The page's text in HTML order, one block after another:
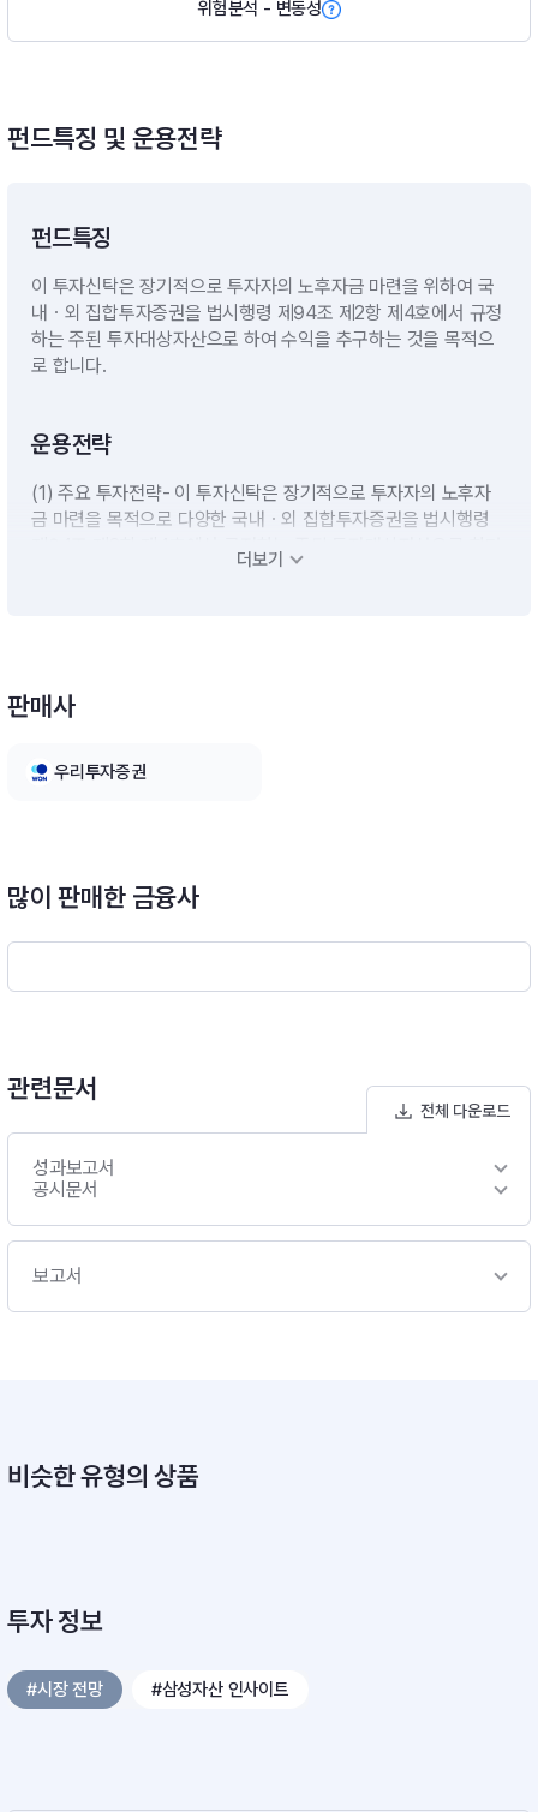
위험분석 - 변동성
펀드특징 및 운용전략
펀드특징
이 투자신탁은 장기적으로 투자자의 노후자금 마련을 위하여 국
내ㆍ외 집합투자증권을 법시행령 제94조 제2항 제4호에서 규정
하는 주된 투자대상자산으로 하여 수익을 추구하는 것을 목적으
로 합니다.
운용전략
(1) 주요 투자전략- 이 투자신탁은 장기적으로 투자자의 노후자
금 마련을 목적으로 다양한 국내ㆍ외 집합투자증권을 법시행령
제94조 제2항 제4호에서 규정하는 주된 투자대상자산으로 하며,
주로 채권 관련 집합투자증권에 투자하여 이자수익 및 가격상승
배분을 조정함으로써 집합투자재산의 위험을 관리하고 장기 가치
되고 운용기간이 경과함에 따라 투자위험이 낮은 자산의 비중을
증가시키는 방향으로 자산배분을 변경하거나 위험수준을 조절합
시경제 전망, 투자성향 등을 분석하여 장기적으로 투자목적에 부
합하는 전략적 자산배분 프로그램을 설계하고 시기별 투자자산의
비중을 결정하며, 주기적인 전술적 자산배분위원회를 통해 포트
(Glide Path)에 따른 분산투자- 한국의 경제성장률, 물가상승률,
국내ㆍ외 집합투자증권에 분산투자 합니다.* 생애주기 동적자산
배분(위험-안전자산 비중 탄력적 조절)- 투자자의 은퇴시기가 많
이 남은 시점에서는 주식에 주로 투자하는 집합투자증권 등 위험
자산의 비중을 확대하여 부의 축적에 초점을 두고, 은퇴시기가 가
까워짐에 따라 채권에 주로 투자하는 집합투자증권 등 안전자산
의 비중을 확대하여 포트폴리오 안정성에 초점을 둘 계획입니다.
* 목표시점(Target date) : 2015년- 이 투자신탁은 2015년 1월
실행할 계획입니다. 투자기간 동안 위험자산 비중을 점차적으로
줄여나가고 목표시점(Target Date) 이후부터는 40%이하에서
더보기
판매사
우리투자증권
많이 판매한 금융사
관련문서
전체 다운로드
성과보고서
공시문서
보고서
비슷한 유형의 상품
투자 정보
#시장 전망 #삼성자산 인사이트